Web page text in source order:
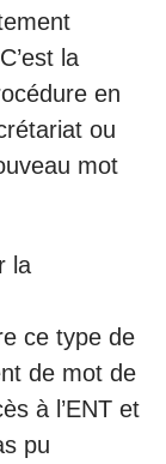
la
en
ou
mot
la
ce type de
de mot de
à l’ENT et
pu